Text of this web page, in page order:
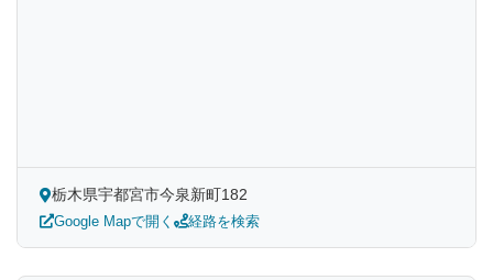
栃木県宇都宮市今泉新町182
Google Mapで開く 経路を検索